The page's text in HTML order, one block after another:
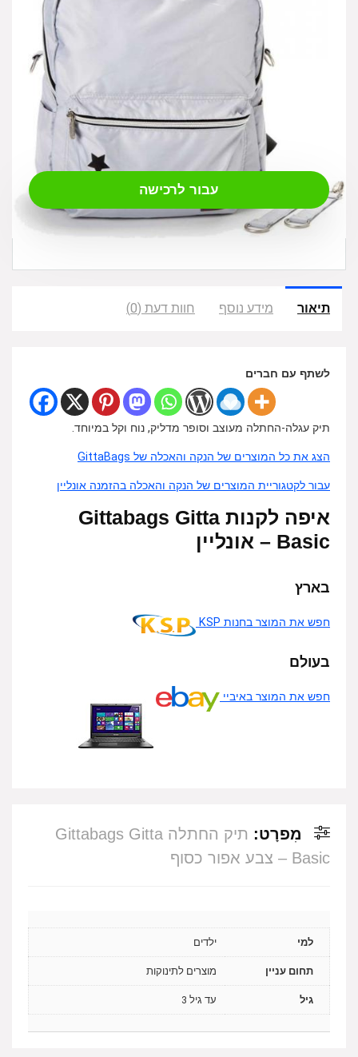
₪249.00
עבור לרכישה
תיאור מידע נוסף חוות דעת (0)
לשתף עם חברים
תיק עגלה-החתלה מעוצב וסופר מדליק, נוח וקל במיוחד.
הצג את כל המוצרים של הנקה והאכלה של GittaBags
עבור לקטגוריית המוצרים של הנקה והאכלה בהזמנה אונליין
איפה לקנות Gittabags Gitta
Basic – אונליין
בארץ
חפש את המוצר בחנות KSP
בעולם
חפש את המוצר באיביי
מִפרָט:
תיק החתלה Gittabags Gitta
Basic – צבע אפור כסוף
למי ילדים
תחום עניין מוצרים לתינוקות
גיל עד גיל 3